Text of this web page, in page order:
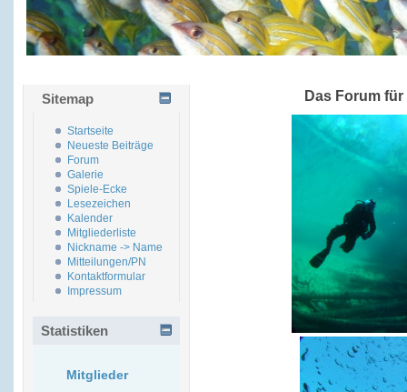
Sitemap
Startseite
Neueste Beiträge
Forum
Galerie
Spiele-Ecke
Lesezeichen
Kalender
Mitgliederliste
Nickname -> Name
Mitteilungen/PN
Kontaktformular
Impressum
Statistiken
Mitglieder
Das Forum